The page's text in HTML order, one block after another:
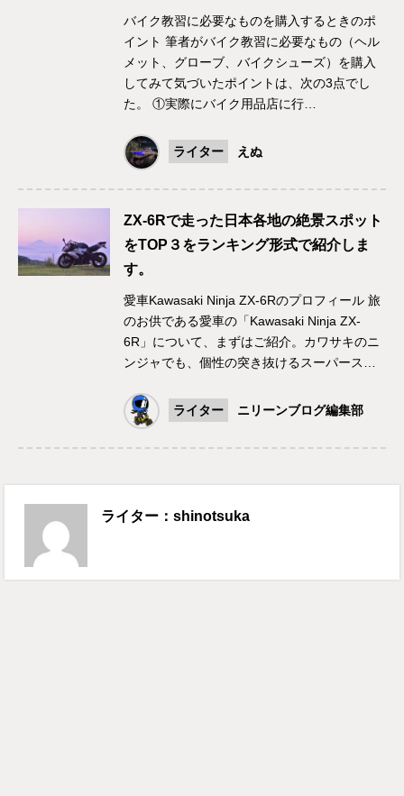
バイク教習に必要なものを購入するときのポ
イント 筆者がバイク教習に必要なもの（ヘル
メット、グローブ、バイクシューズ）を購入
してみて気づいたポイントは、次の3点でし
た。 ①実際にバイク用品店に行…
ライター えぬ
ZX-6Rで走った日本各地の絶景スポット
をTOP３をランキング形式で紹介しま
す。
愛車Kawasaki Ninja ZX-6Rのプロフィール 旅
のお供である愛車の「Kawasaki Ninja ZX-
6R」について、まずはご紹介。カワサキのニ
ンジャでも、個性の突き抜けるスーパース…
ライター ニリーンブログ編集部
ライター：shinotsuka